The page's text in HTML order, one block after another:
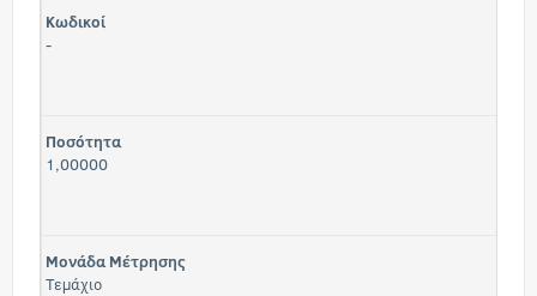
Κωδικοί
-
Ποσότητα
1,00000
Μονάδα Μέτρησης
Τεμάχιο